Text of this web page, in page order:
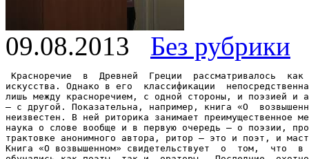
09.08.2013 Без рубрики
Красноречие  в  Древней  Греции  рассматривалось
искусства. Однако в его  классификации
лишь между красноречием, с одной стороны, и поэзией и
– с другой. Показательна, например, книга «О
неизвестен. В ней риторика занимает преимущественное
наука о слове вообще и в первую очередь – о поэзии,
трактовке анонимного автора, ритор – это и поэт, и
Книга «О возвышенном» свидетельствует  о  том,  что  в